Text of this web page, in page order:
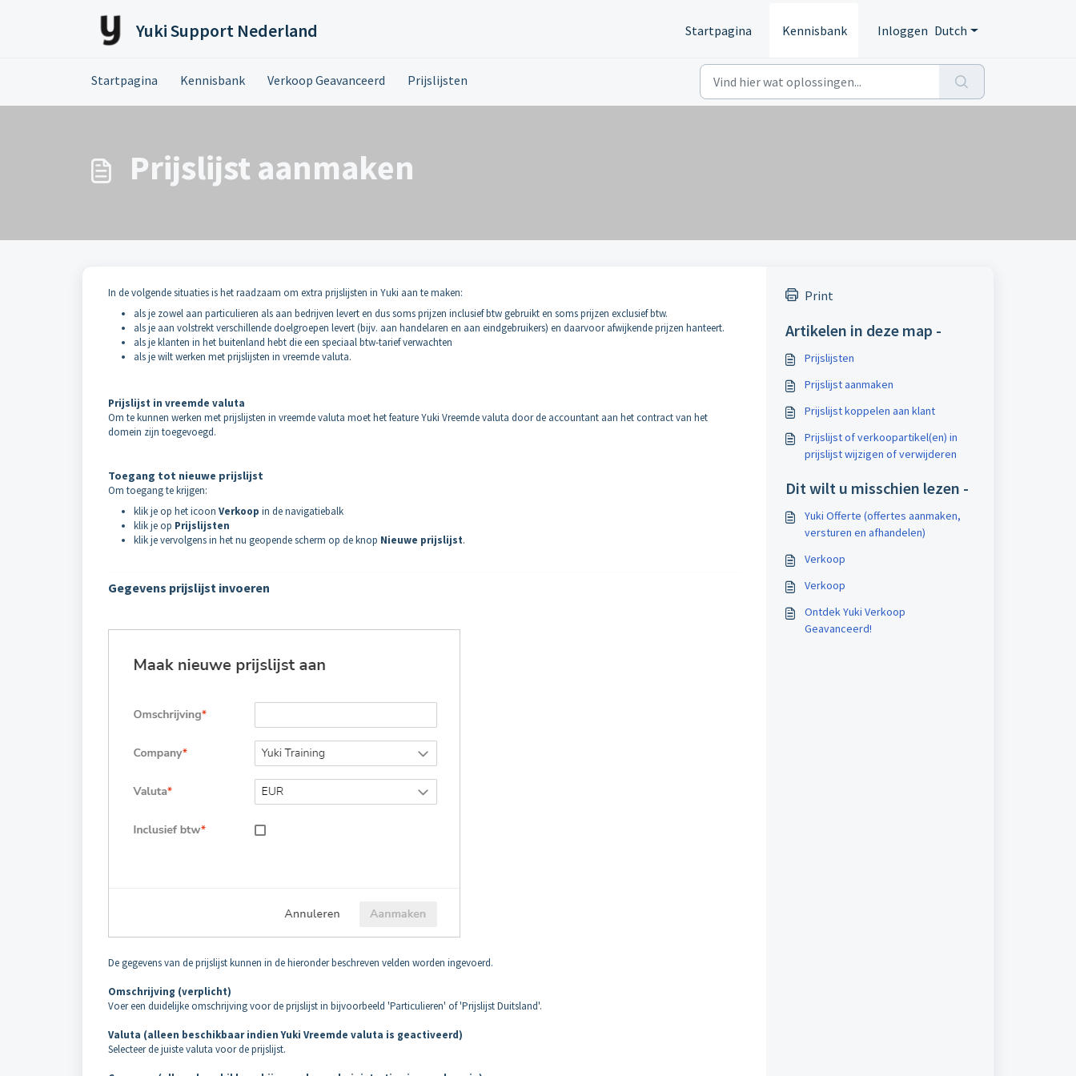
Yuki Support Nederland Startpagina Kennisbank Inloggen Dutch
Startpagina Kennisbank Verkoop Geavanceerd Prijslijsten
Prijslijst aanmaken
In de volgende situaties is het raadzaam om extra prijslijsten in Yuki aan te maken:
als je zowel aan particulieren als aan bedrijven levert en dus soms prijzen inclusief btw gebruikt en soms prijzen exclusief btw.
als je aan volstrekt verschillende doelgroepen levert (bijv. aan handelaren en aan eindgebruikers) en daarvoor afwijkende prijzen hanteert.
als je klanten in het buitenland hebt die een speciaal btw-tarief verwachten
als je wilt werken met prijslijsten in vreemde valuta.
Prijslijst in vreemde valuta
Om te kunnen werken met prijslijsten in vreemde valuta moet het feature Yuki Vreemde valuta door de accountant aan het contract van het
domein zijn toegevoegd.
Toegang tot nieuwe prijslijst
Om toegang te krijgen:
klik je op het icoon Verkoop in de navigatiebalk
klik je op Prijslijsten
klik je vervolgens in het nu geopende scherm op de knop Nieuwe prijslijst.
Gegevens prijslijst invoeren
De gegevens van de prijslijst kunnen in de hieronder beschreven velden worden ingevoerd.
Omschrijving (verplicht)
Voer een duidelijke omschrijving voor de prijslijst in bijvoorbeeld 'Particulieren' of 'Prijslijst Duitsland'.
Valuta (alleen beschikbaar indien Yuki Vreemde valuta is geactiveerd)
Selecteer de juiste valuta voor de prijslijst.
Print
Artikelen in deze map -
Prijslijsten
Prijslijst aanmaken
Prijslijst koppelen aan klant
Prijslijst of verkoopartikel(en) in
prijslijst wijzigen of verwijderen
Dit wilt u misschien lezen -
Yuki Offerte (offertes aanmaken,
versturen en afhandelen)
Verkoop
Verkoop
Ontdek Yuki Verkoop
Geavanceerd!